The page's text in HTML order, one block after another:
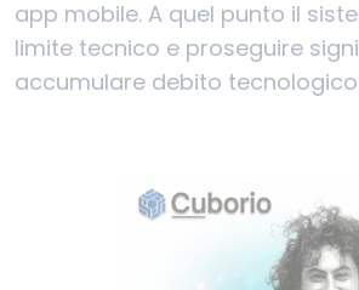
app mobile. A quel punto il
limite tecnico e proseguire
accumulare debito